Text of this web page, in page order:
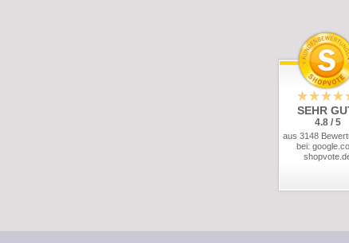
SEHR
4.8 / 5
aus 3148
bei: